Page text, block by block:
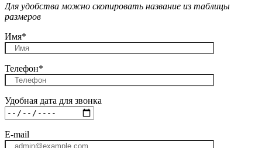
Для удобства можно скопировать название из таблицы
размеров
Имя*
Телефон*
Удобная дата для звонка
E-mail